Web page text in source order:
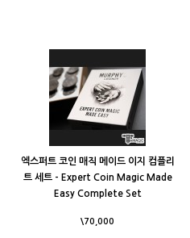
엑스퍼트 코인 매직 메이드 이지 컴플리
트 세트 - Expert Coin Magic Made
Easy Complete Set
\70,000